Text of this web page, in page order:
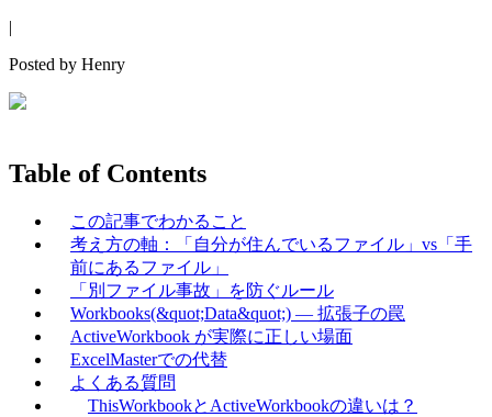
|
Posted by Henry
Table of Contents
この記事でわかること
考え方の軸：「自分が住んでいるファイル」vs「手
前にあるファイル」
「別ファイル事故」を防ぐルール
Workbooks(&quot;Data&quot;) — 拡張子の罠
ActiveWorkbook が実際に正しい場面
ExcelMasterでの代替
よくある質問
ThisWorkbookとActiveWorkbookの違いは？